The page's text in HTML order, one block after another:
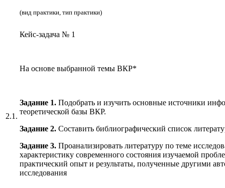
(вид практики, тип практики)
2.1.
Кейс-задача № 1
На основе выбранной темы ВКР*
Задание 1. Подобрать и изучить основные источники
теоретической базы ВКР.
Задание 2. Составить библиографический список
Задание 3. Проанализировать литературу по теме
характеристику современного состояния изучаемой
практический опыт и результаты, полученные другими
исследования